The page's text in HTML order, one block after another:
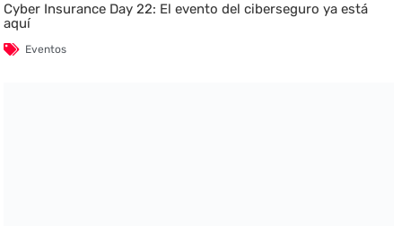
Cyber Insurance Day 22: El evento del ciberseguro ya está
aquí
Eventos